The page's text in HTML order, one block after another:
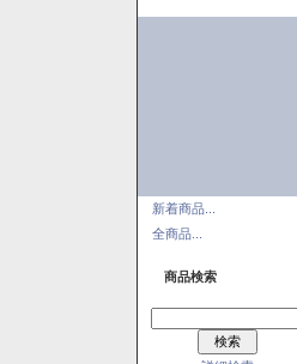
新着商品...
全商品...
商品検索